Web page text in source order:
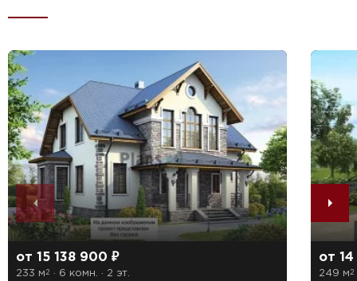
от 15 138 900 ₽
233 м2 · 6 комн. · 2 эт.
от
249 м2